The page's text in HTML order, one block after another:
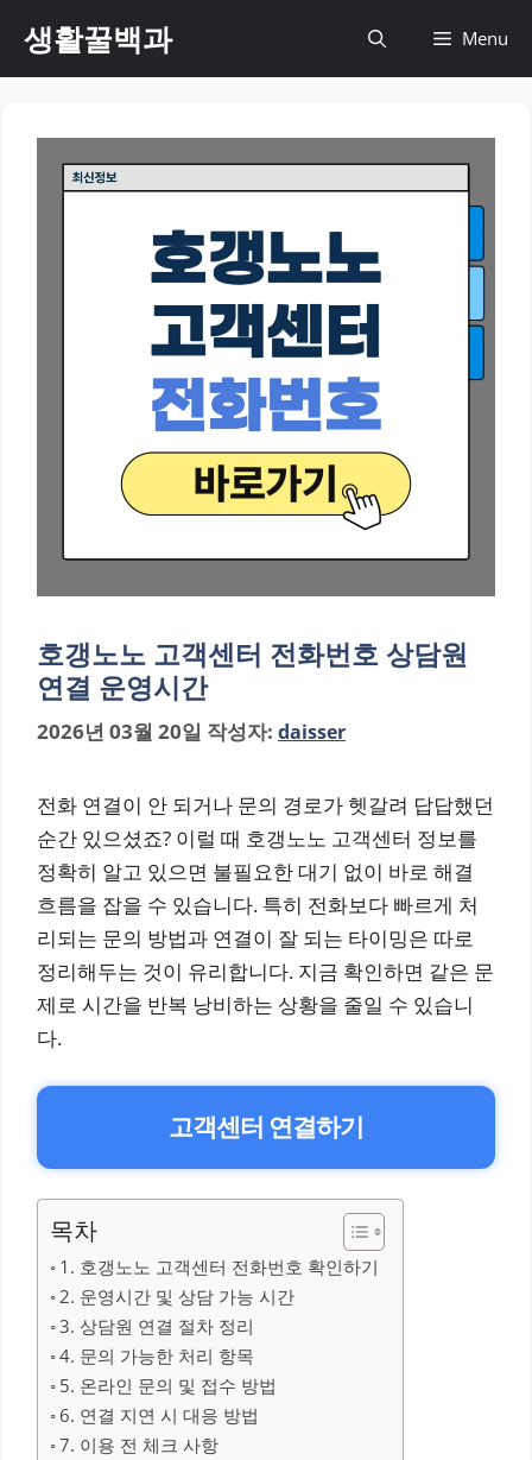
생활꿀백과 Menu
호갱노노 고객센터 전화번호 상담원
연결 운영시간
2026년 03월 20일 작성자: daisser
전화 연결이 안 되거나 문의 경로가 헷갈려 답답했던
순간 있으셨죠? 이럴 때 호갱노노 고객센터 정보를
정확히 알고 있으면 불필요한 대기 없이 바로 해결
흐름을 잡을 수 있습니다. 특히 전화보다 빠르게 처
리되는 문의 방법과 연결이 잘 되는 타이밍은 따로
정리해두는 것이 유리합니다. 지금 확인하면 같은 문
제로 시간을 반복 낭비하는 상황을 줄일 수 있습니
다.
고객센터 연결하기
목차
1. 호갱노노 고객센터 전화번호 확인하기
2. 운영시간 및 상담 가능 시간
3. 상담원 연결 절차 정리
4. 문의 가능한 처리 항목
5. 온라인 문의 및 접수 방법
6. 연결 지연 시 대응 방법
7. 이용 전 체크 사항